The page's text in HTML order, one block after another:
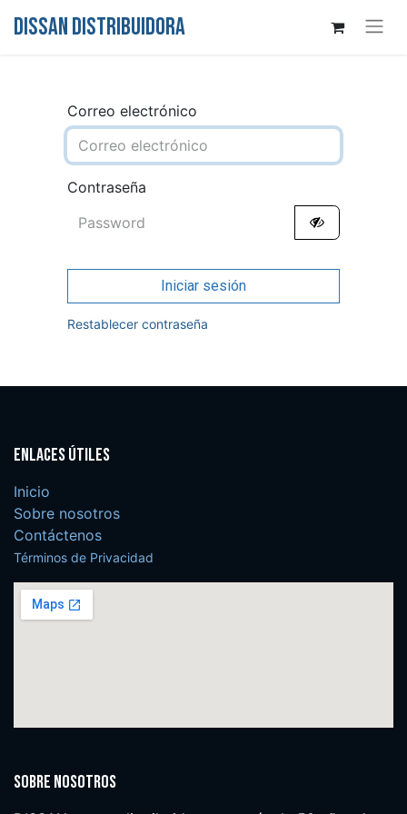
DISSAN DISTRIBUIDORA
Correo electrónico
Contraseña
Iniciar sesión
Restablecer contraseña
Enlaces útiles
Inicio
Sobre nosotros
Contáctenos
Términos de Privacidad
Sobre nosotros